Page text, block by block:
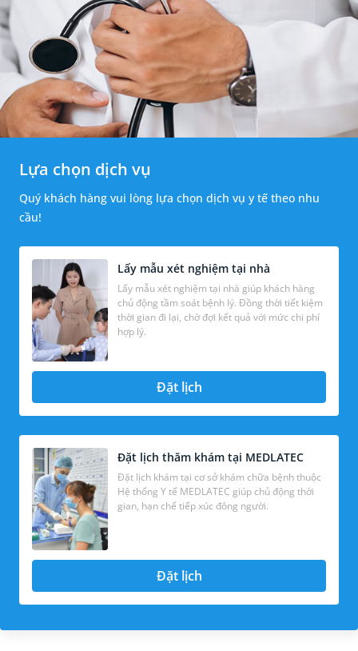
Lựa chọn dịch vụ
Quý khách hàng vui lòng lựa chọn dịch vụ y tế theo nhu
cầu!
Lấy mẫu xét nghiệm tại nhà
Lấy mẫu xét nghiệm tại nhà giúp khách hàng
chủ động tầm soát bệnh lý. Đồng thời tiết kiệm
thời gian đi lại, chờ đợi kết quả với mức chi phí
hợp lý.
Đặt lịch
Đặt lịch thăm khám tại MEDLATEC
Đặt lịch khám tại cơ sở khám chữa bệnh thuộc
Hệ thống Y tế MEDLATEC giúp chủ động thời
gian, hạn chế tiếp xúc đông người.
Đặt lịch